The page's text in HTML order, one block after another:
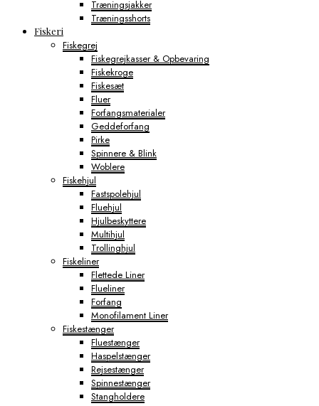
Træningsjakker
Træningsshorts
Fiskeri
Fiskegrej
Fiskegrejkasser & Opbevaring
Fiskekroge
Fiskesæt
Fluer
Forfangsmaterialer
Geddeforfang
Pirke
Spinnere & Blink
Woblere
Fiskehjul
Fastspolehjul
Fluehjul
Hjulbeskyttere
Multihjul
Trollinghjul
Fiskeliner
Flettede Liner
Flueliner
Forfang
Monofilament Liner
Fiskestænger
Fluestænger
Haspelstænger
Rejsestænger
Spinnestænger
Stangholdere